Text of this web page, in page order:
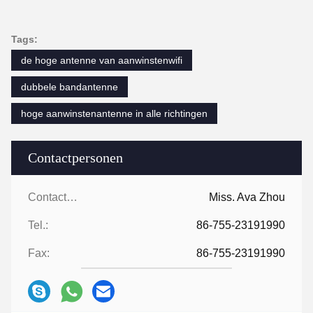
Contactpersonen
Contactpersonen: Miss. Ava Zhou
Tel.: 86-755-23191990
Fax: 86-755-23191990
Tags:
de hoge antenne van aanwinstenwifi
dubbele bandantenne
hoge aanwinstenantenne in alle richtingen